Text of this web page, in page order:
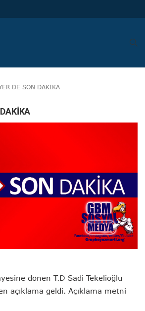
DE SON DAKİKA
dönen T.D Sadi Tekelioğlu
açıklama geldi. Açıklama metni